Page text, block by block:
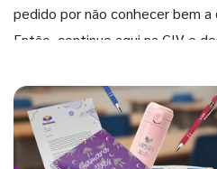
pedido por não conhecer bem
Então, continue aqui na GIV e